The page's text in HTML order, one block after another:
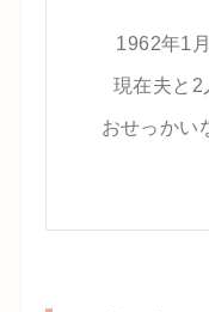
1962年1
現在夫と2
おせっかい